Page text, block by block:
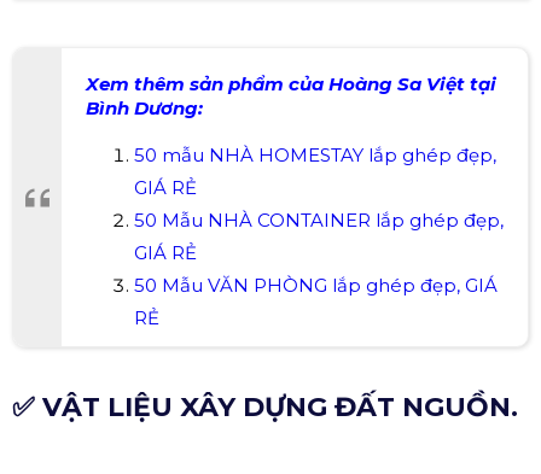
Xem thêm sản phẩm của Hoàng Sa Việt tại
Bình Dương:
50 mẫu NHÀ HOMESTAY lắp ghép đẹp,
GIÁ RẺ
50 Mẫu NHÀ CONTAINER lắp ghép đẹp,
GIÁ RẺ
50 Mẫu VĂN PHÒNG lắp ghép đẹp, GIÁ
RẺ
✅ VẬT LIỆU XÂY DỰNG ĐẤT NGUỒN.